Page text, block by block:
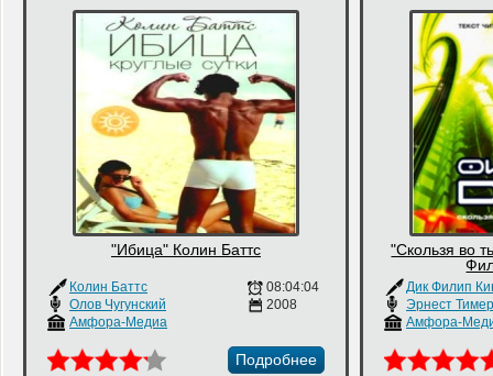
"Ибица" Колин Баттс
Колин Баттс
Олов Чугунский
Амфора-Медиа
08:04:04
2008
Подробнее
"Скользя во
Дик Филип
Амфора-